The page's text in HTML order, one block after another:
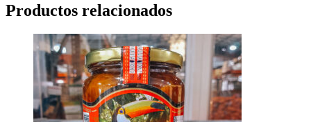
Productos relacionados